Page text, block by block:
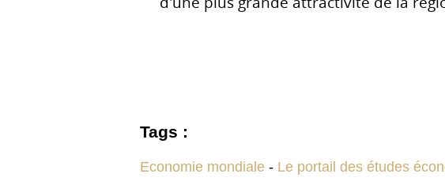
Tags :
Economie mondiale - Le portail des études